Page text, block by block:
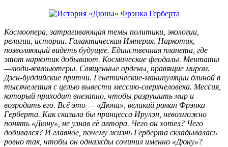
Космоопера, затрагивающая темы политики, экологии,
религии, истории. Галактическая Империя. Наркотик,
позволяющий видеть будущее. Единственная планета, где
этот наркотик добывают. Космические феодалы. Ментаты
—люди-компьютеры. Священные ордены, правящие миром.
Дзен-буддийские притчи. Генетические-манипуляции длиной в
тысячелетия с целью вывести мессию-сверхчеловека. Мессия,
который приходит внезапно, чтобы разрушить мир и
возродить его. Всё это — «Дюна», великий роман Фрэнка
Герберта. Как сказала бы принцесса Ирулэн, невозможно
понять «Дюну», не узнав её автора. Чего он хотел? Чего
добивался? И главное, почему жизнь Герберта складывалась
ровно так, чтобы он однажды сочинил именно «Дюну»?